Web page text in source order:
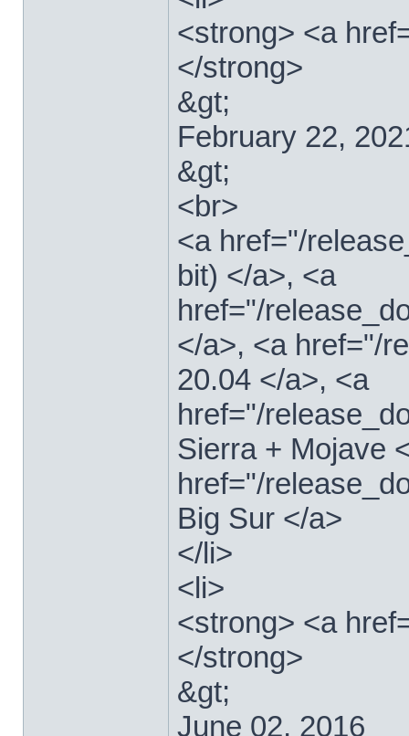
<strong> <a
</strong>
&gt;
February 22,
&gt;
<br>
<a href="/
bit) </a>, <a
href="/
</a>, <a href="/
20.04 </a>, <a
href="/
Sierra + Mojave
href="/
Big Sur </a>
</li>
<li>
<strong> <a
</strong>
&gt;
June 02, 2016